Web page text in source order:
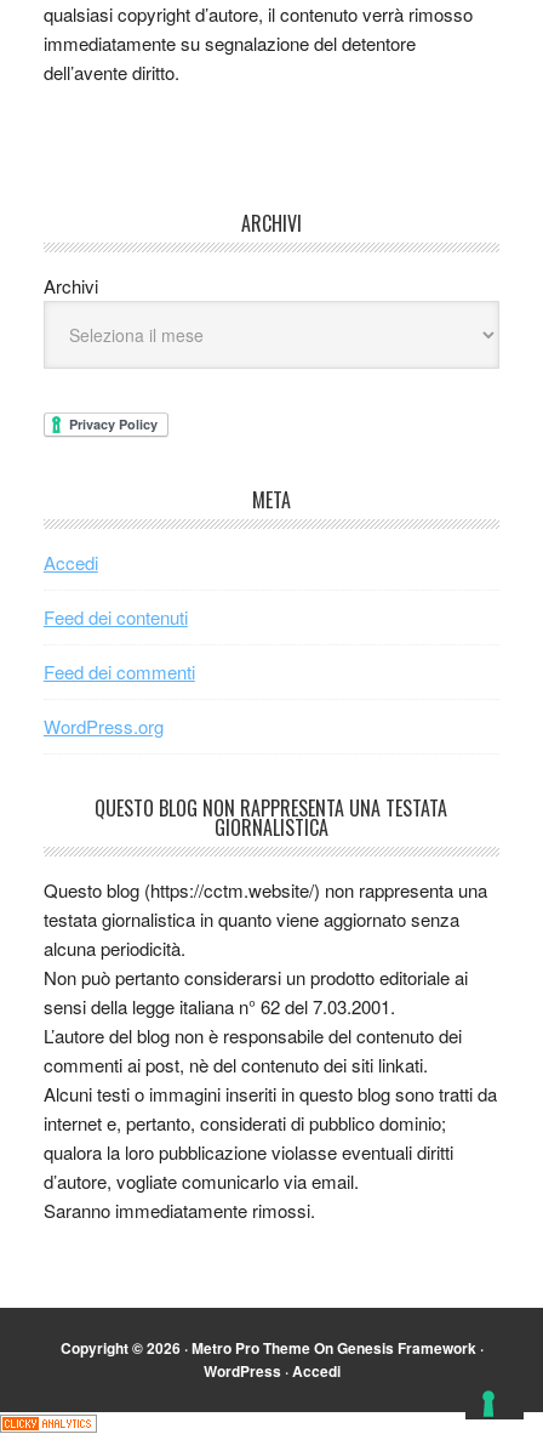
qualsiasi copyright d’autore, il contenuto verrà rimosso
immediatamente su segnalazione del detentore
dell’avente diritto.
ARCHIVI
Archivi
META
Accedi
Feed dei contenuti
Feed dei commenti
WordPress.org
QUESTO BLOG NON RAPPRESENTA UNA TESTATA
GIORNALISTICA
Questo blog (https://cctm.website/) non rappresenta una
testata giornalistica in quanto viene aggiornato senza
alcuna periodicità.
Non può pertanto considerarsi un prodotto editoriale ai
sensi della legge italiana n° 62 del 7.03.2001.
L’autore del blog non è responsabile del contenuto dei
commenti ai post, nè del contenuto dei siti linkati.
Alcuni testi o immagini inseriti in questo blog sono tratti da
internet e, pertanto, considerati di pubblico dominio;
qualora la loro pubblicazione violasse eventuali diritti
d’autore, vogliate comunicarlo via email.
Saranno immediatamente rimossi.
Copyright © 2026 ·Metro Pro ThemeOnGenesis Framework·
WordPress·Accedi